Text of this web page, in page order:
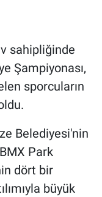
sahipliğinde
Şampiyonası,
sporcuların
Belediyesi'nin
Park
dört bir
büyük